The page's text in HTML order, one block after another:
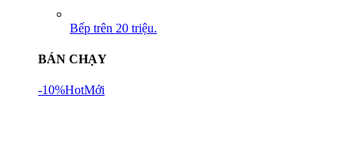
Bếp trên 20 triệu.
BÁN CHẠY
-10%HotMới